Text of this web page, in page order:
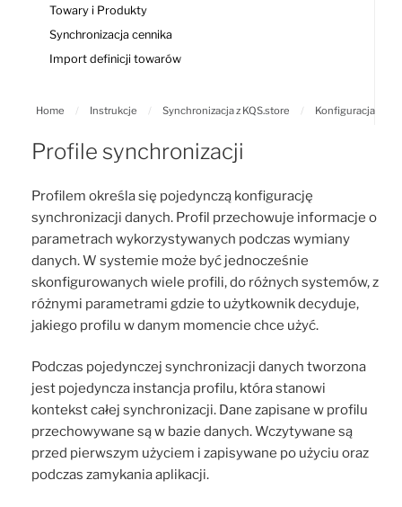
Towary i Produkty
Synchronizacja cennika
Import definicji towarów
Home / Instrukcje / Synchronizacja z KQS.store / Konfiguracja
Profile synchronizacji
Profilem określa się pojedynczą konfigurację
synchronizacji danych. Profil przechowuje informacje o
parametrach wykorzystywanych podczas wymiany
danych. W systemie może być jednocześnie
skonfigurowanych wiele profili, do różnych systemów, z
różnymi parametrami gdzie to użytkownik decyduje,
jakiego profilu w danym momencie chce użyć.
Podczas pojedynczej synchronizacji danych tworzona
jest pojedyncza instancja profilu, która stanowi
kontekst całej synchronizacji. Dane zapisane w profilu
przechowywane są w bazie danych. Wczytywane są
przed pierwszym użyciem i zapisywane po użyciu oraz
podczas zamykania aplikacji.